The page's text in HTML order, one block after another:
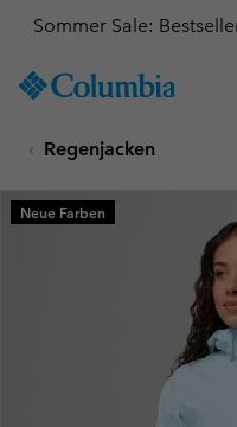
TO
SKIP
MAIN
NAV
Sommer Sale:
Regenjacken
Neue Farben